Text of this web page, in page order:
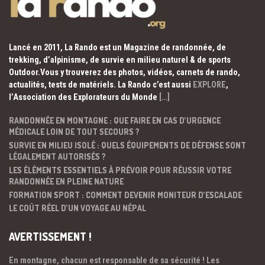
Lancé en 2011, La Rando est un Magazine de randonnée, de
trekking, d’alpinisme, de survie en milieu naturel & de sports
Outdoor.Vous y trouverez des photos, vidéos, carnets de rando,
actualités, tests de matériels. La Rando c’est aussi EXPLORE,
l’Association des Explorateurs du Monde […]
RANDONNÉE EN MONTAGNE : QUE FAIRE EN CAS D’URGENCE
MÉDICALE LOIN DE TOUT SECOURS ?
SURVIE EN MILIEU ISOLÉ : QUELS ÉQUIPEMENTS DE DÉFENSE SONT
LÉGALEMENT AUTORISÉS ?
LES ÉLÉMENTS ESSENTIELS À PRÉVOIR POUR RÉUSSIR VOTRE
RANDONNÉE EN PLEINE NATURE
FORMATION SPORT : COMMENT DEVENIR MONITEUR D’ESCALADE
LE COÛT RÉEL D’UN VOYAGE AU NÉPAL
AVERTISSEMENT !
En montagne, chacun est responsable de sa sécurité ! Les